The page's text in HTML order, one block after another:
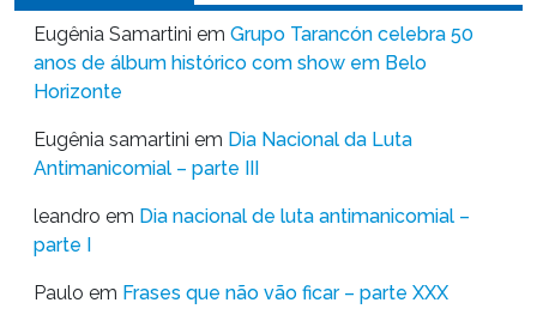
Eugênia Samartini em Grupo Tarancón celebra 50
anos de álbum histórico com show em Belo
Horizonte
Eugênia samartini em Dia Nacional da Luta
Antimanicomial – parte III
leandro em Dia nacional de luta antimanicomial –
parte I
Paulo em Frases que não vão ficar – parte XXX